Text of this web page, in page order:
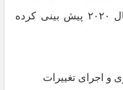
اهداف این کشور را در این زمینه تا سال ۲۰۲۰ پیش بینی کرده
و اجرای تغییرات